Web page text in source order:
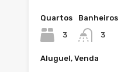
Quartos
3
Banheiros
3
Aluguel, Venda